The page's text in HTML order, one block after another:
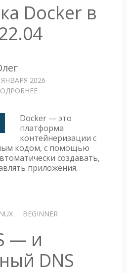
Docker в
ЯНВАРЯ 2026
В
UBUNTU
22.04
Docker — это
платформа
контейнеризации с
кодом, с помощью
создавать,
приложения.
BEGINNER
— и
DNS